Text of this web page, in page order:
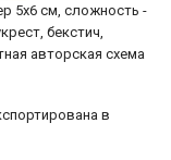
5х6 см, сложность -
бекстич,
авторская схема
в